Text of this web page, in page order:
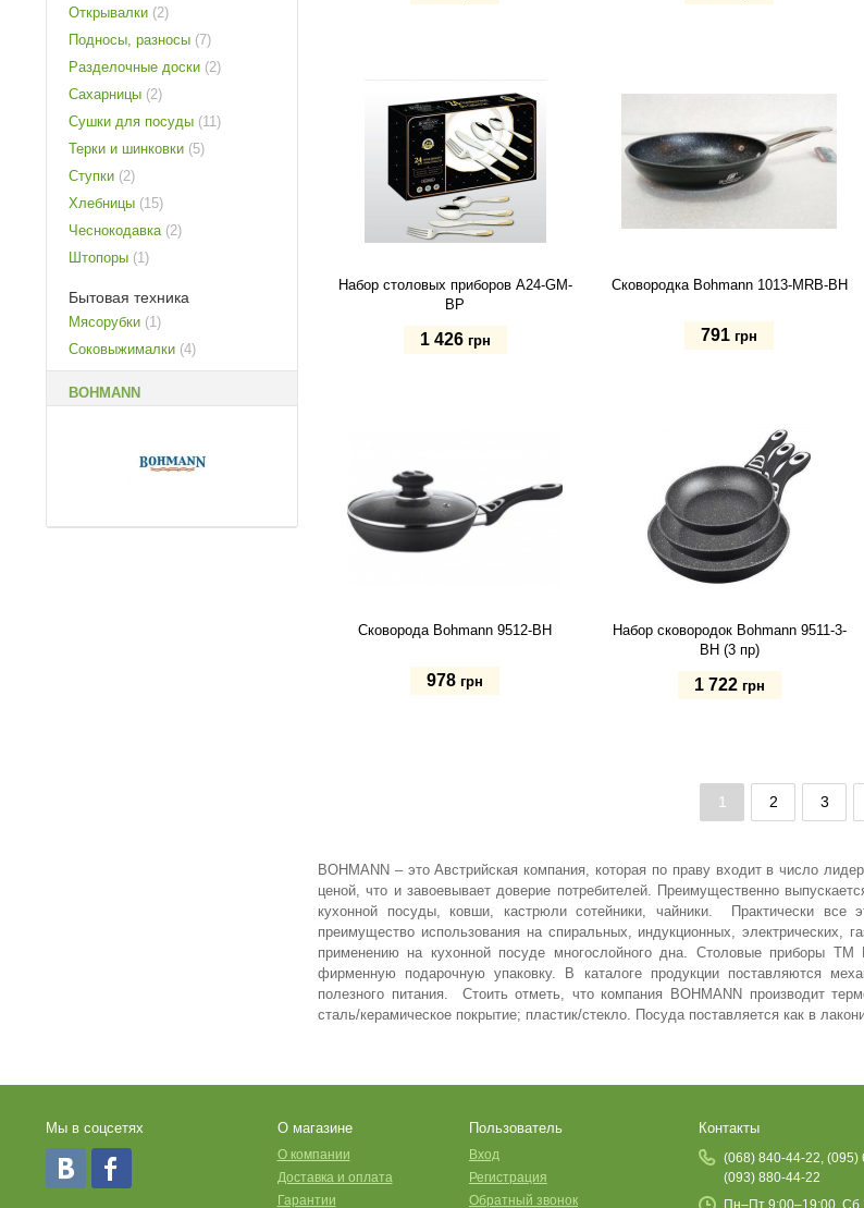
Открывалки (2)
Подносы, разносы (7)
Разделочные доски (2)
Сахарницы (2)
Сушки для посуды (11)
Терки и шинковки (5)
Ступки (2)
Хлебницы (15)
Чеснокодавка (2)
Штопоры (1)
Бытовая техника
Мясорубки (1)
Соковыжималки (4)
BOHMANN
Купить
Набор столовых приборов A24-GM-
BP
1 426 грн
Сковородка Bohmann 1013-MRB-BH
791 грн
Сковорода Bohmann 9512-BH
978 грн
Набор сковородок Bohmann 9511-3-
BH (3 пр)
1 722 грн
1 2 3
BOHMANN – это Австрийская компания, которая по праву входит в число
ценой, что и завоевывает доверие потребителей. Преимущественно
кухонной посуды, ковши, кастрюли сотейники, чайники. Практически
преимущество использования на спиральных, индукционных, электрических,
применению на кухонной посуде многослойного дна. Столовые приборы ТМ
фирменную подарочную упаковку. В каталоге продукции поставляются
полезного питания. Стоить отметь, что компания BOHMANN производит
сталь/керамическое покрытие; пластик/стекло. Посуда поставляется как в
Мы в соцсетях О магазине
O компании
Доставка и оплата
Гарантии
Пользователь
Вход
Регистрация
Обратный звонок
Контакты
(068) 840-44-22, (095)
(093) 880-44-22
Пн–Пт 9:00–19:00, Сб